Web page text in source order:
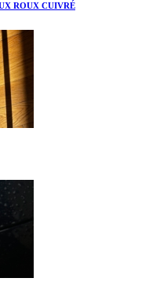
ROUX CUIVRÉ